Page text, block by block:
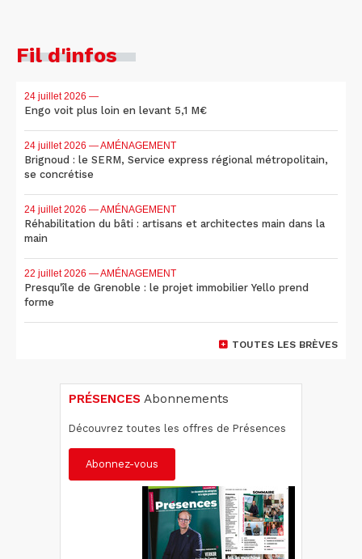
Fil d'infos
24 juillet 2026 —
Engo voit plus loin en levant 5,1 M€
24 juillet 2026 — AMÉNAGEMENT
Brignoud : le SERM, Service express régional métropolitain,
se concrétise
24 juillet 2026 — AMÉNAGEMENT
Réhabilitation du bâti : artisans et architectes main dans la
main
22 juillet 2026 — AMÉNAGEMENT
Presqu'île de Grenoble : le projet immobilier Yello prend
forme
TOUTES LES BRÈVES
PRÉSENCES Abonnements
Découvrez toutes les offres de Présences
Abonnez-vous